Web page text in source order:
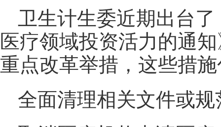
卫生计生委近期出台了
医疗领域投资活力的通
重点改革举措，这些措
全面清理相关文件或